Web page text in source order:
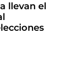
llevan el